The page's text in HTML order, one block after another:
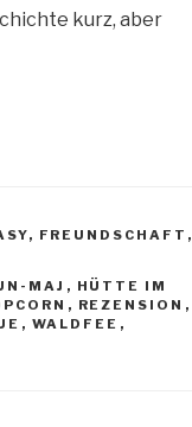
kurz, aber
, FREUNDSCHAFT ,
MAJ , HÜTTE IM
, REZENSION ,
, WALDFEE ,